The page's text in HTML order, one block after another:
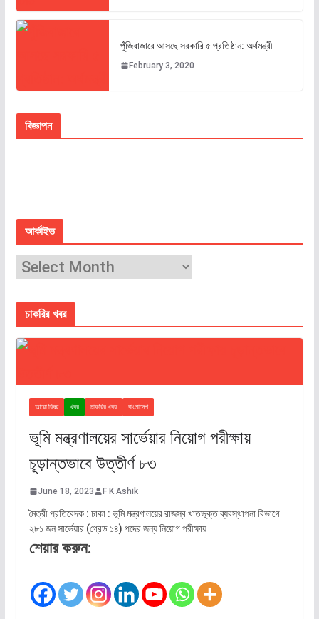
পুঁজিবাজারে আসছে সরকারি ৫ প্রতিষ্ঠান: অর্থমন্ত্রী
February 3, 2020
বিজ্ঞাপন
আর্কাইভ
চাকরির খবর
আরো বিষয় খবর চাকরির খবর বাংলাদেশ
ভূমি মন্ত্রণালয়ের সার্ভেয়ার নিয়োগ পরীক্ষায়
চূড়ান্তভাবে উত্তীর্ণ ৮৩
June 18, 2023 F K Ashik
মৈত্রী প্রতিবেদক : ঢাকা : ভূমি মন্ত্রণালয়ের রাজস্ব খাতভুক্ত ব্যবস্থাপনা বিভাগে
২৮১ জন সার্ভেয়ার (গ্রেড ১৪) পদের জন্য নিয়োগ পরীক্ষায়
শেয়ার করুন: